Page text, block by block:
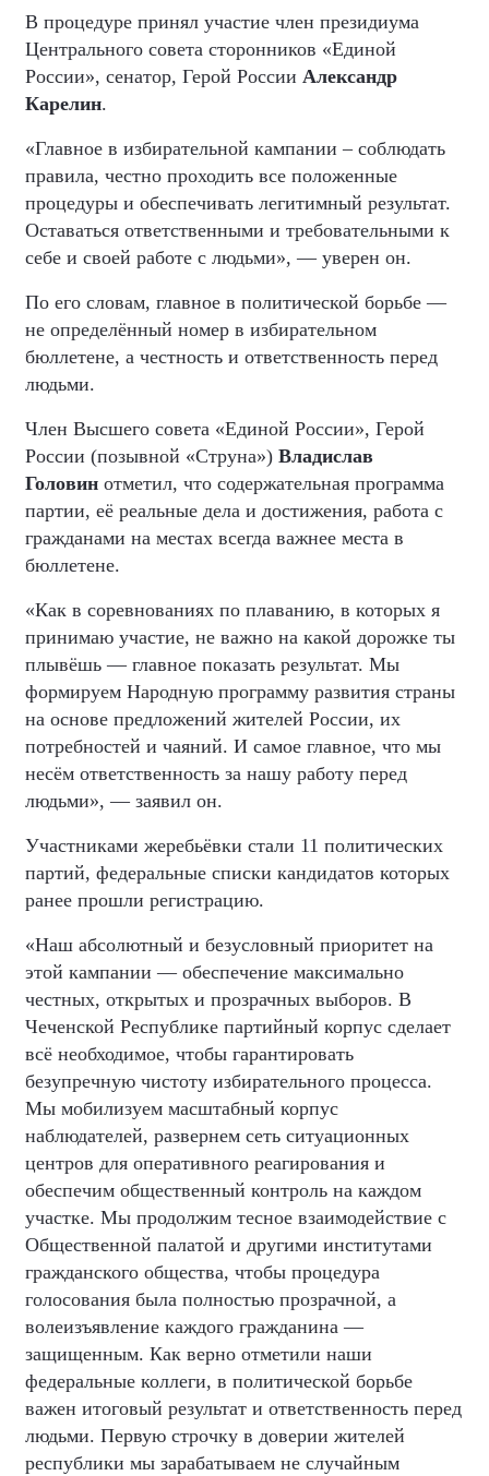
В процедуре принял участие член президиума
Центрального совета сторонников «Единой
России», сенатор, Герой России Александр
Карелин.
«Главное в избирательной кампании – соблюдать
правила, честно проходить все положенные
процедуры и обеспечивать легитимный результат.
Оставаться ответственными и требовательными к
себе и своей работе с людьми», — уверен он.
По его словам, главное в политической борьбе —
не определённый номер в избирательном
бюллетене, а честность и ответственность перед
людьми.
Член Высшего совета «Единой России», Герой
России (позывной «Струна») Владислав
Головин отметил, что содержательная программа
партии, её реальные дела и достижения, работа с
гражданами на местах всегда важнее места в
бюллетене.
«Как в соревнованиях по плаванию, в которых я
принимаю участие, не важно на какой дорожке ты
плывёшь — главное показать результат. Мы
формируем Народную программу развития страны
на основе предложений жителей России, их
потребностей и чаяний. И самое главное, что мы
несём ответственность за нашу работу перед
людьми», — заявил он.
Участниками жеребьёвки стали 11 политических
партий, федеральные списки кандидатов которых
ранее прошли регистрацию.
«Наш абсолютный и безусловный приоритет на
этой кампании — обеспечение максимально
честных, открытых и прозрачных выборов. В
Чеченской Республике партийный корпус сделает
всё необходимое, чтобы гарантировать
безупречную чистоту избирательного процесса.
Мы мобилизуем масштабный корпус
наблюдателей, развернем сеть ситуационных
центров для оперативного реагирования и
обеспечим общественный контроль на каждом
участке. Мы продолжим тесное взаимодействие с
Общественной палатой и другими институтами
гражданского общества, чтобы процедура
голосования была полностью прозрачной, а
волеизъявление каждого гражданина —
защищенным. Как верно отметили наши
федеральные коллеги, в политической борьбе
важен итоговый результат и ответственность перед
людьми. Первую строчку в доверии жителей
республики мы зарабатываем не случайным